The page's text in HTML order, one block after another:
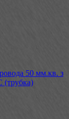
50 мм.кв. з
(трубка)